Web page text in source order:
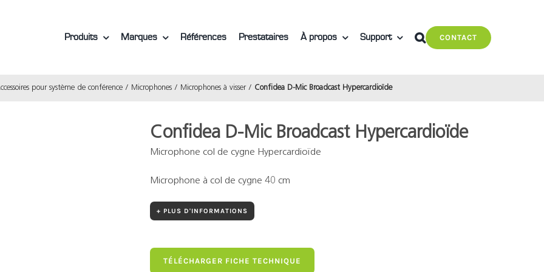
Produits Marques Références Prestataires À propos Support CONTACT
pour système de conférence Microphones Microphones à visser Confidea D-Mic Broadcast Hypercardioïde
Confidea D-Mic Broadcast Hypercardioïde
Microphone col de cygne Hypercardioïde
Microphone à col de cygne 40 cm
+ PLUS D'INFORMATIONS
TÉLÉCHARGER FICHE TECHNIQUE